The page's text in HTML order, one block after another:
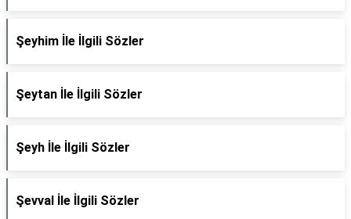
Şeyhim İle İlgili Sözler
Şeytan İle İlgili Sözler
Şeyh İle İlgili Sözler
Şevval İle İlgili Sözler